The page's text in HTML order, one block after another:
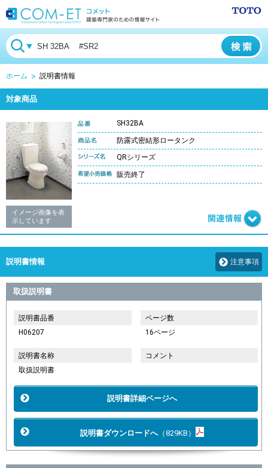
ホーム 説明書情報
対象商品
イメージ画像を表
示しています
SH32BA
防露式密結形ロータンク
QRシリーズ
販売終了
説明書情報 注意事項
取扱説明書
説明書品番
H06207
ページ数
16ページ
説明書名称
取扱説明書
コメント
説明書詳細ページへ
説明書ダウンロードへ（829KB）